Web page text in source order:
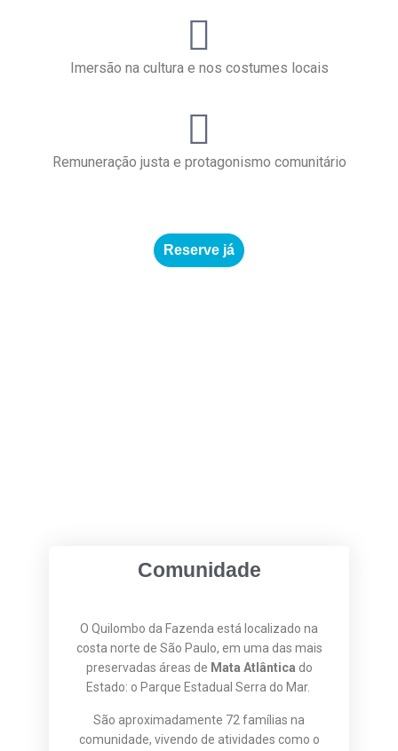
Imersão na cultura e nos costumes locais
Remuneração justa e protagonismo comunitário
Reserve já
Comunidade
O Quilombo da Fazenda está localizado na
costa norte de São Paulo, em uma das mais
preservadas áreas de Mata Atlântica do
Estado: o Parque Estadual Serra do Mar.
São aproximadamente 72 famílias na
comunidade, vivendo de atividades como o